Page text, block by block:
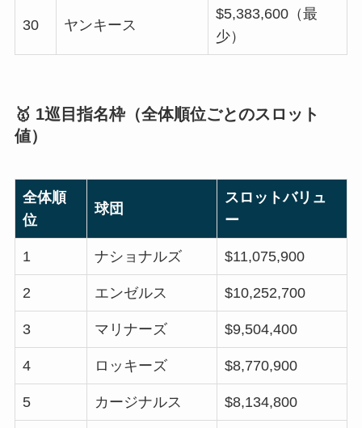
30 ヤンキース
$5,383,600（最
少）
🥇 1巡目指名枠（全体順位ごとのスロット
値）
全体順
位
球団
スロットバリュ
ー
1 ナショナルズ $11,075,900
2 エンゼルス $10,252,700
3 マリナーズ $9,504,400
4 ロッキーズ $8,770,900
5 カージナルス $8,134,800